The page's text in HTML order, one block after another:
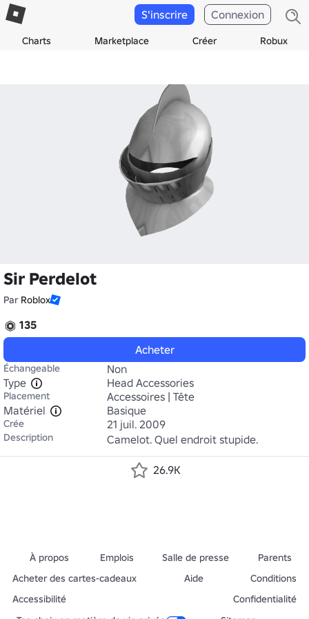
Charts Marketplace Créer Robux
S'inscrire Connexion
Sir Perdelot
Par Roblox
135
Acheter
Échangeable
Non
Type
Head Accessories
Placement
Accessoires | Tête
Matériel
Basique
Crée 21 juil. 2009
Description Camelot. Quel endroit stupide.
26.9K
À propos Emplois Salle de presse
Parents
Acheter des cartes-cadeaux
Aide
Conditions
Accessibilité
Confidentialité